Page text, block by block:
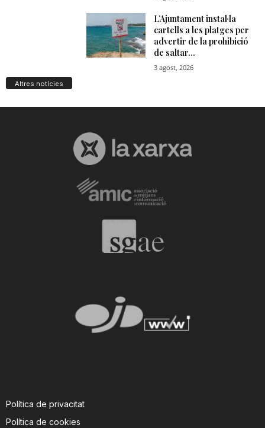
Altres notícies
Política de privacitat
Política de cookies